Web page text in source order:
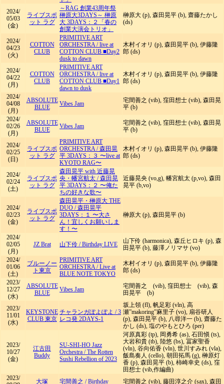
2024/
05/03
(金)
ライブスポ
ット ラグ
～RAG 創業43周年祭
榊原大3DAYS～ 榊原
大 3DAYS：２「春の
創業大演会トリオ」
榊原大 (p), 森田晃平 (b), 齋藤たかし
(ds)
2024/
04/23
(火)
COTTON
CLUB
PRIMITIVE ART
ORCHESTRA/live at
COTTON CLUB ■Day2
dusk to dawn
木村イオリ (p), 森田晃平 (b), 伊藤隆
郎 (ds)
2024/
04/22
(月)
COTTON
CLUB
PRIMITIVE ART
ORCHESTRA/live at
COTTON CLUB ■Day1
dawn to dusk
木村イオリ (p), 森田晃平 (b), 伊藤隆
郎 (ds)
2024/
04/08
(月)
ABSOLUTE
BLUE
Vibes Jam
宅間善之 (vib), 窪田想士 (vib), 森田晃
平 (b)
2024/
02/26
(月)
ABSOLUTE
BLUE
Vibes Jam
宅間善之 (vib), 窪田想士 (vib), 森田晃
平 (b)
2024/
02/25
(日)
ライブスポ
ット ラグ
PRIMITIVE ART
ORCHESTRA/森田晃
平 3DAYS：３ 〜live at
KYOTO RAG〜
木村イオリ (p), 森田晃平 (b), 伊藤隆
郎 (ds)
2024/
02/24
(土)
ライブスポ
ット ラグ
森田晃平 with 近藤晃
央・幡宮航太 /森田晃
平 3DAYS：２ 〜俺た
ちの好きな歌〜
近藤晃央 (vo,g), 幡宮航太 (p,vo), 森田
晃平 (b,vo)
2024/
02/23
(金)
ライブスポ
ット ラグ
森田晃平・榊原大 THE
DUO /森田晃平
3DAYS：１ 〜大さ
ん！宜しくお願いしま
す！〜
榊原大 (p), 森田晃平 (b)
2024/
02/05
(月)
JZ Brat 山下伶 /Birthday LIVE
山下伶 (harmonica), 森丘ヒロキ (p), 森
田晃平 (b), 藤澤ノリマサ (vo)
2024/
01/06
(土)
ブルーノー
ト東京
PRIMITIVE ART
ORCHESTRA/Live at
BLUE NOTE TOKYO
木村イオリ (p), 森田晃平 (b), 伊藤隆
郎 (ds)
2023/
12/27
(水)
ABSOLUTE
BLUE
Vibes Jam
宅間善之 (vib), 窪田想士 (vib), 森
田晃平 (b)
2023/
11/01
(水)
KEYSTONE
CLUB 東京
チャランガぽよぽよ /3
レコ発 2DAYS-1
坂上領 (fl), 帆足彩 (vln), 高
瀬”makoring”麻里子 (vo), 扇谷研人
(p), 森田晃平 (b), 八尋洋一 (b), 齋藤た
かし (ds), 塩のやもとひろ (per)
2023/
10/27
(金)
江古田
Buddy
SU-SHI-HO Jazz
Orchestra /The Rotten
Sushi Rebellion of 2023
河原真彩 (tp), 岡勇希 (as), 石田愼 (ts),
大岩和貴 (tb), 陸悠 (bs), 冨家聖香
(vln), 谷向佑香 (vln), 世川すみれ (vla),
飯島奏人 (cello), 朝田拓馬 (g), 榊原灯
香 (p), 森田晃平 (b), 柿崎幸史 (ds), 窪
田想士 (vib,作編曲)
2023/
大塚 宅間善之 /Birthday 宅間善之 (vib), 藤田淳之介 (sax), 森田